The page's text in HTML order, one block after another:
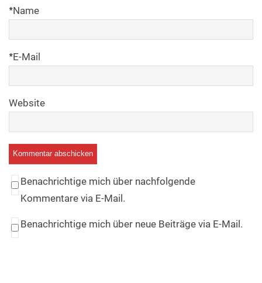
Name
*
E-Mail
*
Website
Benachrichtige mich über nachfolgende
Kommentare via E-Mail.
Benachrichtige mich über neue Beiträge via E-Mail.